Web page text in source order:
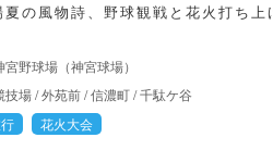
夏の風物詩、野球観戦と花火打ち上
宮野球場（神宮球場）
技場/外苑前/信濃町/千駄ケ谷
花火大会